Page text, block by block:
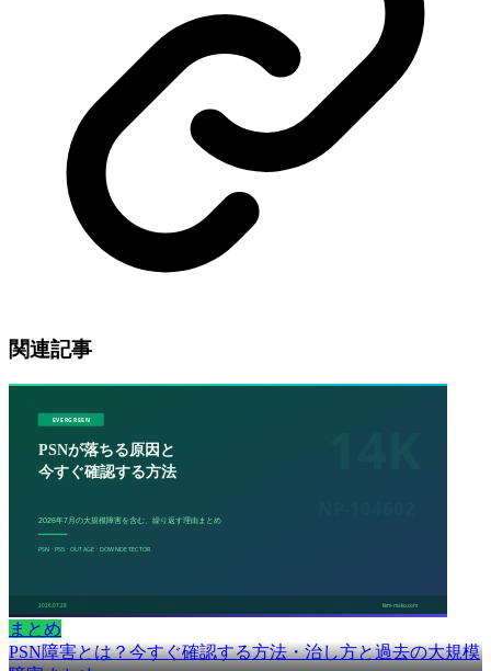
関連記事
まとめ
PSN障害とは？今すぐ確認する方法・治し方と過去の大規模